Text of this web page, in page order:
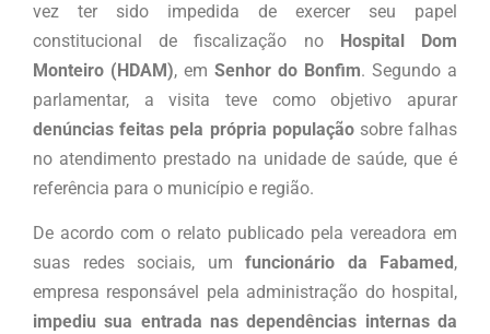
vez ter sido impedida de exercer seu papel
constitucional de fiscalização no Hospital Dom
Monteiro (HDAM), em Senhor do Bonfim. Segundo a
parlamentar, a visita teve como objetivo apurar
denúncias feitas pela própria populaçãosobre falhas
no atendimento prestado na unidade de saúde, que é
referência para o município e região.
De acordo com o relato publicado pela vereadora em
suas redes sociais, um funcionário da Fabamed ,
empresa responsável pela administração do hospital,
impediu sua entrada nas dependências internas da